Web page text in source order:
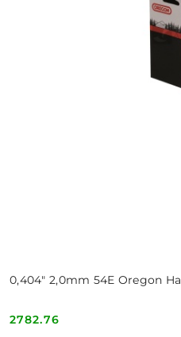
0,404" 2,0mm 54E Oregon
Cena:
2782.76